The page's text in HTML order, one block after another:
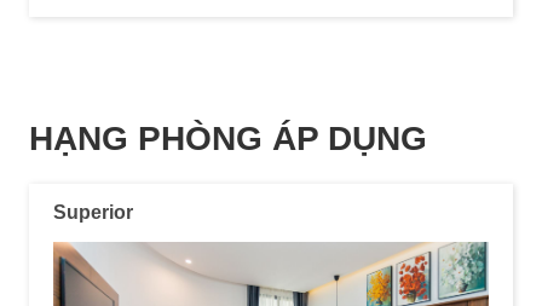
HẠNG PHÒNG ÁP DỤNG
Superior